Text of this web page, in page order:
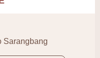
Sarangbang